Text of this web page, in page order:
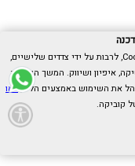
באתר זה נעשה שימוש בטכנולוגיות איסוף מידע כגון Cookies, לרבות על ידי צדדים שלישיים,
איפיון ושיווק. המשך הגלישה
את השימוש באמצעים הללו,ראו
קוביקה.